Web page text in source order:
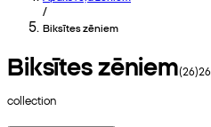
/
Biksītes zēniem
Biksītes zēniem(26)26
collection